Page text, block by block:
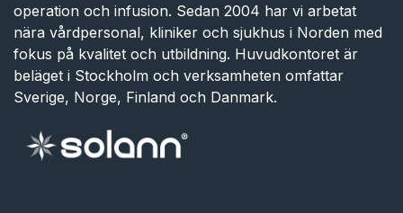
operation och infusion. Sedan 2004 har vi arbetat
nära vårdpersonal, kliniker och sjukhus i Norden med
fokus på kvalitet och utbildning. Huvudkontoret är
beläget i Stockholm och verksamheten omfattar
Sverige, Norge, Finland och Danmark.